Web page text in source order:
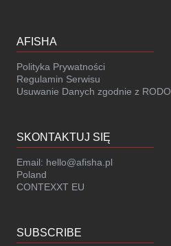
AFISHA
Polityka Prywatności
Regulamin Serwisu
Usuwanie Danych zgodnie z RODO
SKONTAKTUJ SIĘ
Email: hello@afisha.pl
Poland
CONTEXXT EU
SUBSCRIBE